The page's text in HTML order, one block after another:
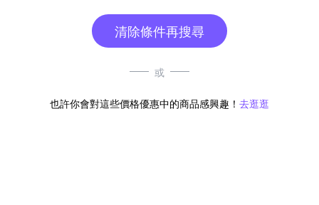
清除條件再搜尋
或
也許你會對這些價格優惠中的商品感興趣！ 去逛逛